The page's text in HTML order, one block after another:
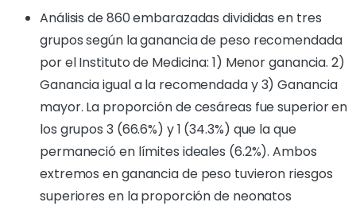
Análisis de 860 embarazadas divididas en tres
grupos según la ganancia de peso recomendada
por el Instituto de Medicina: 1) Menor ganancia. 2)
Ganancia igual a la recomendada y 3) Ganancia
mayor. La proporción de cesáreas fue superior en
los grupos 3 (66.6%) y 1 (34.3%) que la que
permaneció en límites ideales (6.2%). Ambos
extremos en ganancia de peso tuvieron riesgos
superiores en la proporción de neonatos